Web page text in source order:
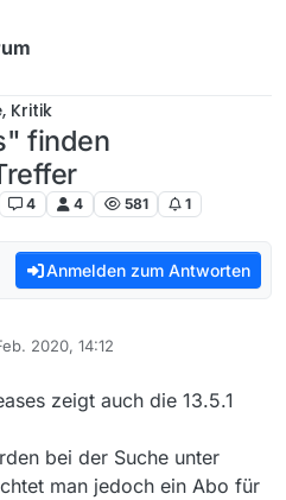
Kritik
finden
4 4 581 1
Anmelden zum Antworten
2020, 14:12
zeigt auch die 13.5.1
bei der Suche unter
man jedoch ein Abo für